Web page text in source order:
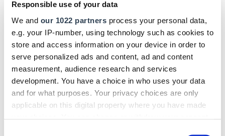
Responsible use of your data
We and our 1022 partners process your personal data,
e.g. your IP-number, using technology such as cookies to
store and access information on your device in order to
serve personalized ads and content, ad and content
measurement, audience research and services
development. You have a choice in who uses your data
and for what purposes. Your privacy choices are only
applicable on this digital property where you have made
Kommentar
Bitte geben Sie "Kommentar" rückwärts ein.